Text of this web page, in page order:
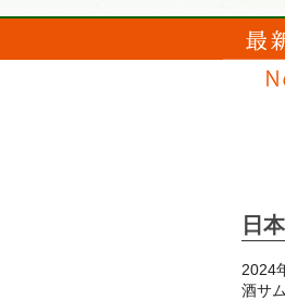
日
2024
酒サ